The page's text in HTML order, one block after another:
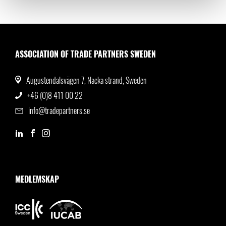
ASSOCIATION OF TRADE PARTNERS SWEDEN
Augustendalsvägen 7, Nacka strand, Sweden
+46 (0)8 411 00 22
info@tradepartners.se
MEDLEMSKAP